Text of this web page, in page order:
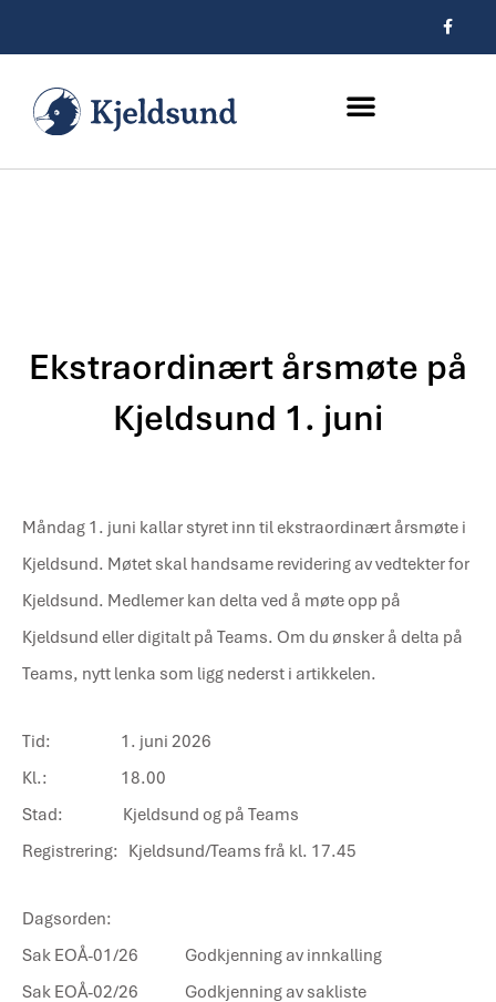
innholdet
F
a
Ekstraordinært årsmøte på
Kjeldsund 1. juni
Måndag 1. juni kallar styret inn til ekstraordinært årsmøte i
Kjeldsund. Møtet skal handsame revidering av vedtekter for
Kjeldsund. Medlemer kan delta ved å møte opp på
Kjeldsund eller digitalt på Teams. Om du ønsker å delta på
Teams, nytt lenka som ligg nederst i artikkelen.
Tid: 1. juni 2026
Kl.: 18.00
Stad: Kjeldsund og på Teams
Registrering: Kjeldsund/Teams frå kl. 17.45
Dagsorden:
Sak EOÅ-01/26 Godkjenning av innkalling
Sak EOÅ-02/26 Godkjenning av sakliste